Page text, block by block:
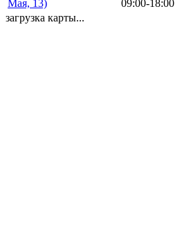
Мая, 13) 09:00-18:00
загрузка карты...